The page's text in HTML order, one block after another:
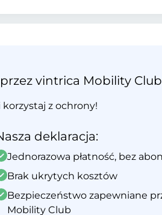
vintrica Mobility Club
z ochrony!
deklaracja:
Jednorazowa płatność, bez
Brak ukrytych kosztów
Bezpieczeństwo zapewniane
Mobility Club